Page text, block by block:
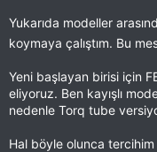
Yukarıda modeller
koymaya çalıştım. Bu
Yeni başlayan birisi için
eliyoruz. Ben kayışlı
nedenle Torq tube
Hal böyle olunca